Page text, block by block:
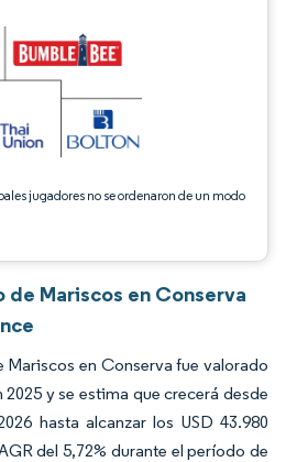
jugadores no se ordenaron de un modo
Mariscos en Conserva
Mariscos en Conserva fue valorado
2025 y se estima que crecerá desde
hasta alcanzar los USD 43.980
del 5,72% durante el período de